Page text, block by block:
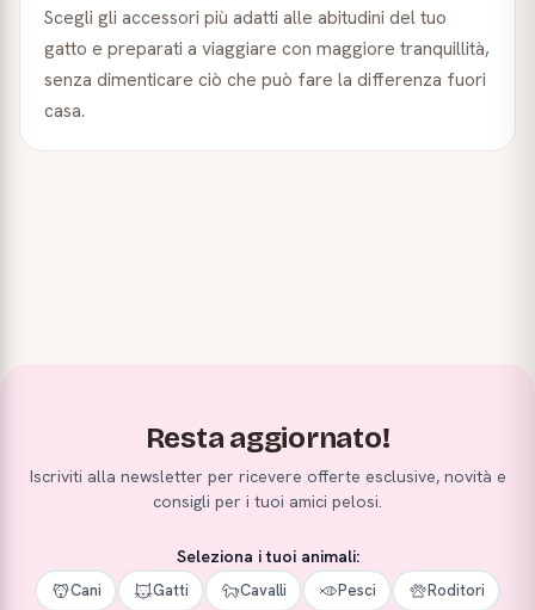
Scegli gli accessori più adatti alle abitudini del tuo
gatto e preparati a viaggiare con maggiore tranquillità,
senza dimenticare ciò che può fare la differenza fuori
casa.
Resta aggiornato!
Iscriviti alla newsletter per ricevere offerte esclusive, novità e
consigli per i tuoi amici pelosi.
Seleziona i tuoi animali:
Cani Gatti Cavalli Pesci Roditori